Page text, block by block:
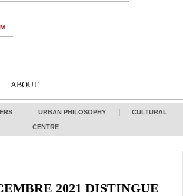
ABOUT
URBAN PHILOSOPHY CULTURAL
CENTRE
2021 DISTINGUE